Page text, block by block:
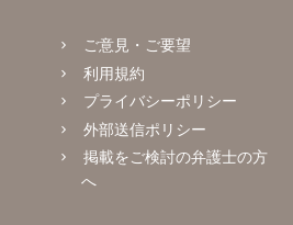
ご意見・ご要望
利用規約
プライバシーポリシー
外部送信ポリシー
掲載をご検討の弁護士の方
へ